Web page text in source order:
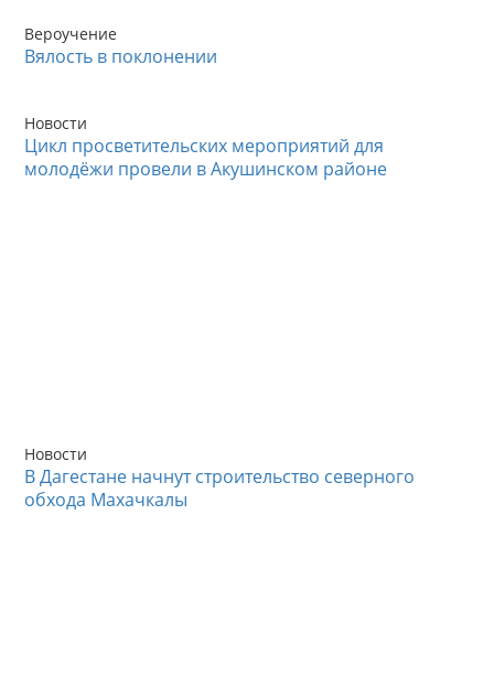
Вероучение
Вялость в поклонении
Новости
Цикл просветительских мероприятий для
молодёжи провели в Акушинском районе
Новости
В Дагестане начнут строительство северного
обхода Махачкалы